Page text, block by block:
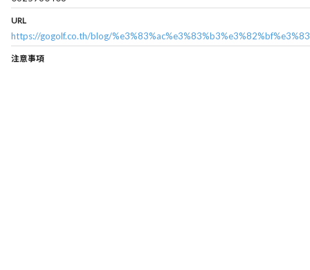
URL
https://gogolf.co.th/blog/
注意事項